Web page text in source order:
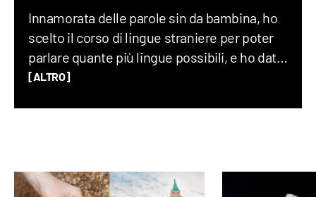
Innamorata delle parole sin da bambina, ho
scelto il corso di lingue straniere per poter
parlare quante più lingue possibili, e ho dato
sfogo alla mia vena loquace grazie alla radio
scattare una fotografia!
[ALTRO]